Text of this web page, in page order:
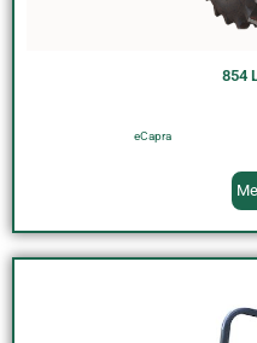
854
eCapra